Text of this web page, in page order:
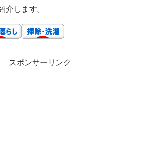
介します。
スポンサーリンク